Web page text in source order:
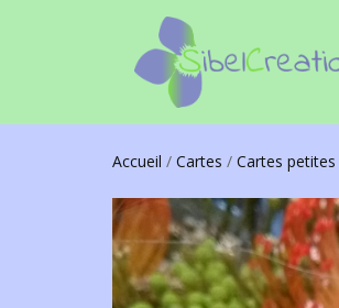
Accueil / Cartes / Cartes petites